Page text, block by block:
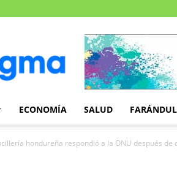
ECONOMÍA SALUD
hondureña respondió a la ONU después de